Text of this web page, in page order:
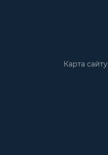
Карта сайту